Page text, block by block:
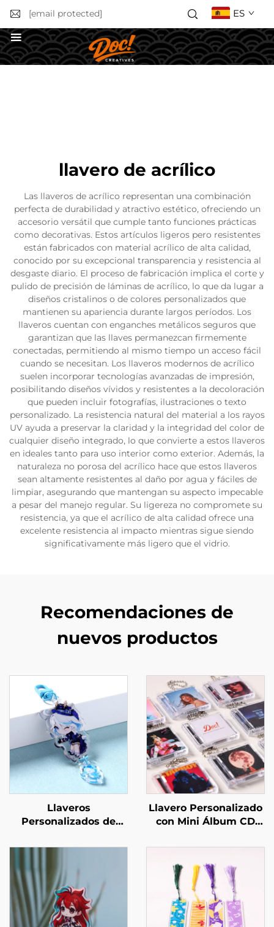
[email protected] ES
llavero de acrílico
Las llaveros de acrílico representan una combinación
perfecta de durabilidad y atractivo estético, ofreciendo un
accesorio versátil que cumple tanto funciones prácticas
como decorativas. Estos artículos ligeros pero resistentes
están fabricados con material acrílico de alta calidad,
conocido por su excepcional transparencia y resistencia al
desgaste diario. El proceso de fabricación implica el corte y
pulido de precisión de láminas de acrílico, lo que da lugar a
diseños cristalinos o de colores personalizados que
mantienen su apariencia durante largos períodos. Los
llaveros cuentan con enganches metálicos seguros que
garantizan que las llaves permanezcan firmemente
conectadas, permitiendo al mismo tiempo un acceso fácil
cuando se necesitan. Los llaveros modernos de acrílico
suelen incorporar tecnologías avanzadas de impresión,
posibilitando diseños vívidos y resistentes a la decoloración
que pueden incluir fotografías, ilustraciones o texto
personalizado. La resistencia natural del material a los rayos
UV ayuda a preservar la claridad y la integridad del color de
cualquier diseño integrado, lo que convierte a estos llaveros
en ideales tanto para uso interior como exterior. Además, la
naturaleza no porosa del acrílico hace que estos llaveros
sean altamente resistentes al daño por agua y fáciles de
limpiar, asegurando que mantengan su aspecto impecable
a pesar del manejo regular. Su ligereza no compromete su
resistencia, ya que el acrílico de alta calidad ofrece una
excelente resistencia al impacto mientras sigue siendo
significativamente más ligero que el vidrio.
Recomendaciones de
nuevos productos
Llaveros
Personalizados de
Llavero Personalizado
con Mini Álbum CD